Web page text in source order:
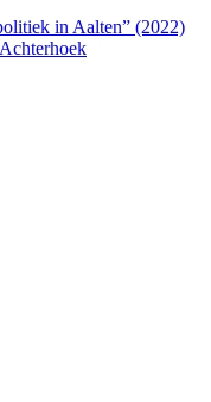
in Aalten” (2022)